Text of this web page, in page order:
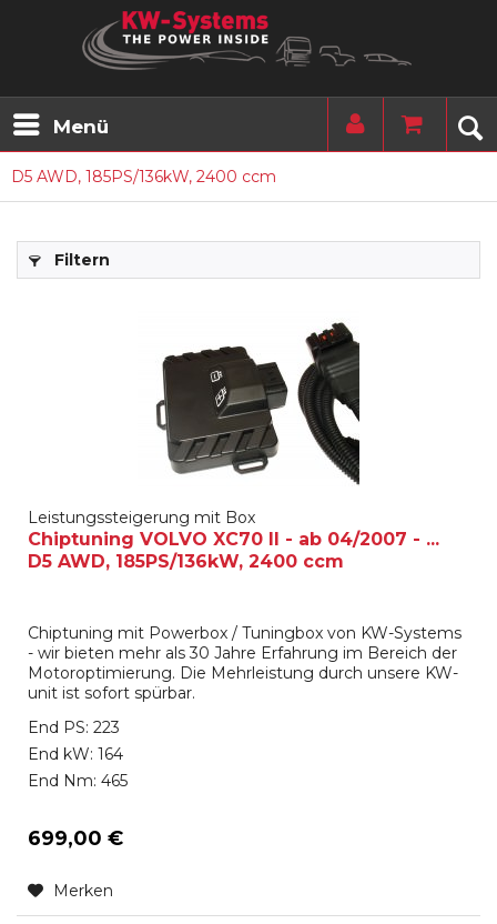
Menü
D5 AWD, 185PS/136kW, 2400 ccm
Filtern
Leistungssteigerung mit Box
Chiptuning VOLVO XC70 II - ab 04/2007 - ...
D5 AWD, 185PS/136kW, 2400 ccm
Chiptuning mit Powerbox / Tuningbox von KW-Systems
- wir bieten mehr als 30 Jahre Erfahrung im Bereich der
Motoroptimierung. Die Mehrleistung durch unsere KW-
unit ist sofort spürbar.
End PS: 223
End kW: 164
End Nm: 465
699,00 €
Merken